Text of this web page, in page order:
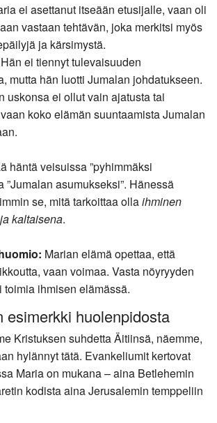
ei asettanut itseään etusijalle, vaan oli
vastaan tehtävän, joka merkitsi myös
ja kärsimystä.
ei tiennyt tulevaisuuden
mutta hän luotti Jumalan johdatukseen.
uskonsa ei ollut vain ajatusta tai
koko elämän suuntaamista Jumalan
häntä veisuissa ”pyhimmäksi
”Jumalan asumukseksi”. Hänessä
se, mitä tarkoittaa ollaihminen
kaltaisena.
Marian elämä opettaa, että
vaan voimaa. Vasta nöyryyden
toimia ihmisen elämässä.
esimerkki huolenpidosta
Kristuksen suhdetta Äitiinsä, näemme,
hylännyt tätä. Evankeliumit kertovat
Maria on mukana – aina Betlehemin
kodista aina Jerusalemin temppeliin